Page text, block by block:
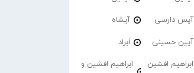
آیس دارسی آیشاه
آیین حسینی اَبراد
ابراهیم افشین
ابراهیم افشین و